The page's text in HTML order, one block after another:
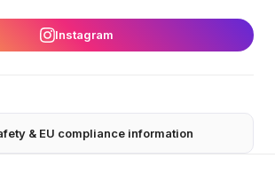
Instagram
& EU compliance information